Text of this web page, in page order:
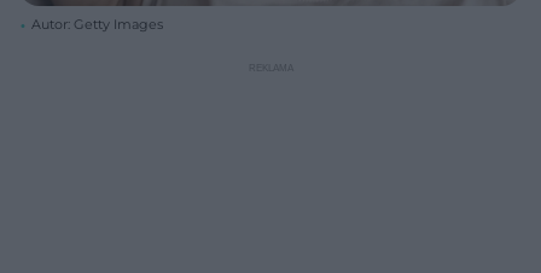
Autor: Getty Images